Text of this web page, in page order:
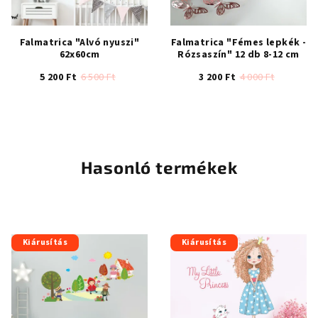
Falmatrica "Alvó nyuszi"
62x60cm
5 200 Ft 6 500 Ft
5-
ből
Falmatrica "Fémes lepkék -
Rózsaszín" 12 db 8-12 cm
3 200 Ft 4 000 Ft
Hasonló termékek
Kiárusítás Kiárusítás